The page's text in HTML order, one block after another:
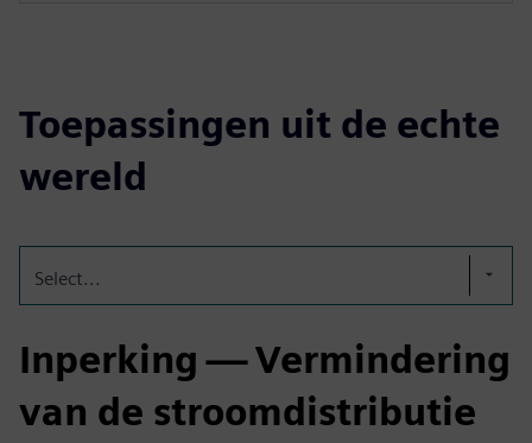
Toepassingen uit de echte
wereld
Select...
Inperking — Vermindering
van de stroomdistributie